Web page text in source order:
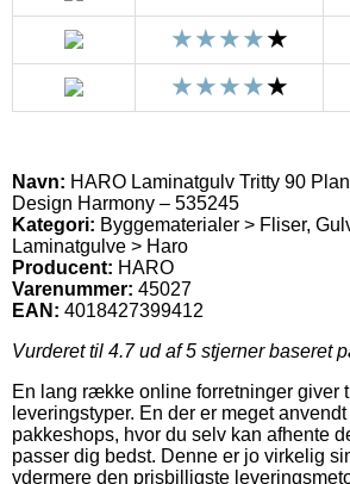
Navn: HARO Laminatgulv Tritty 90
Design Harmony – 535245
Kategori: Byggematerialer > Fliser,
Laminatgulve > Haro
Producent: HARO
Varenummer: 45027
EAN: 4018427399412
Vurderet til 4.7ud af 5 stjerner baseret
En lang række online forretninger giver
leveringstyper. En der er meget
pakkeshops, hvor du selv kan afhente
passer dig bedst. Denne er jo virkelig
ydermere den prisbilligste